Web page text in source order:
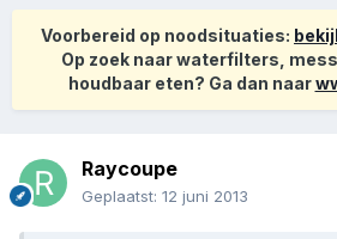
Voorbereid op noodsituaties:
Op zoek naar waterfilters,
houdbaar eten? Ga dan naar
Raycoupe
Geplaatst: 12 juni 2013